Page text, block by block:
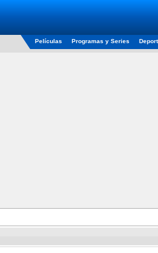
Películas Programas y Series